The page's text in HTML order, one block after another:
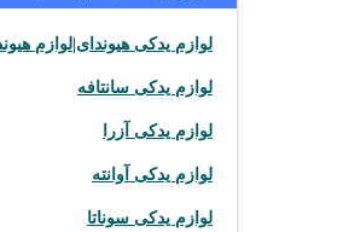
لوازم یدکی هیوندای|لوازم
لوازم یدکی سانتافه
لوازم یدکی آزرا
لوازم یدکی آوانته
لوازم یدکی سوناتا